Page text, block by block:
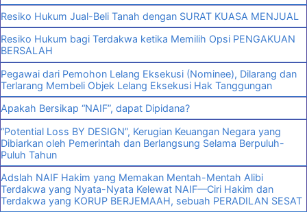
Resiko Hukum Jual-Beli Tanah dengan SURAT KUASA MENJUAL
Resiko Hukum bagi Terdakwa ketika Memilih Opsi PENGAKUAN
BERSALAH
Pegawai dari Pemohon Lelang Eksekusi (Nominee), Dilarang dan
Terlarang Membeli Objek Lelang Eksekusi Hak Tanggungan
Apakah Bersikap “NAIF”, dapat Dipidana?
“Potential Loss BY DESIGN”, Kerugian Keuangan Negara yang
Dibiarkan oleh Pemerintah dan Berlangsung Selama Berpuluh-
Puluh Tahun
Adslah NAIF Hakim yang Memakan Mentah-Mentah Alibi
Terdakwa yang Nyata-Nyata Kelewat NAIF—Ciri Hakim dan
Terdakwa yang KORUP BERJEMAAH, sebuah PERADILAN SESAT